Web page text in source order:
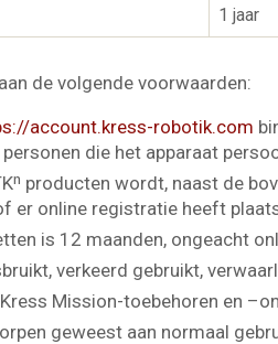
1 jaar
de volgende voorwaarden:
account.kress-robotik.com
die het apparaat
producten wordt, naast de
er online registratie heeft
is 12 maanden, ongeacht
verkeerd gebruikt,
Mission-toebehoren en
geweest aan normaal